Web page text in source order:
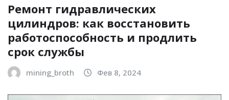
Ремонт гидравлических
цилиндров: как восстановить
работоспособность и продлить
срок службы
mining_broth Фев 8, 2024